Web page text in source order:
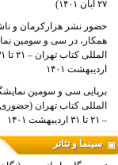
۲۷ آبان ۱۴۰۱)
حضور نشر هزارکرمان و
همکار، در سی و سومین
المللی
اردیبهشت ۱۴۰۱
برپایی سی و سومین
المللی کتاب تهران
– ۲۱ تا ۳۱ اردیبهشت ۱۴۰۱
سینما و تئاتر